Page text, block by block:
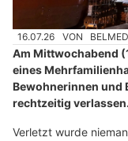
16.07.26 VON
Am Mittwochabend
eines
Bewohnerinnen und
rechtzeitig verlassen.
Verletzt wurde